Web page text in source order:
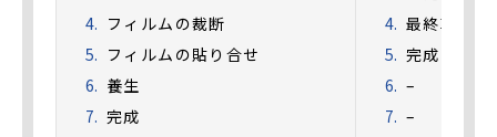
フィルムの裁断
フィルムの貼り合せ
養生
完成
最終乾燥
完成
–
–